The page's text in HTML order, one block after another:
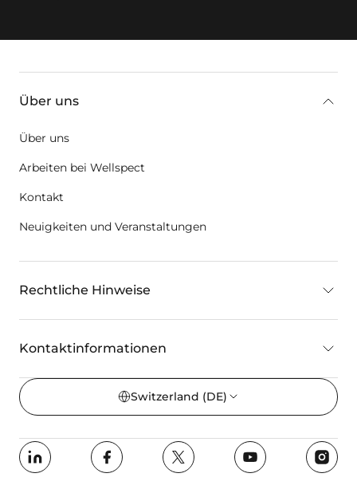
Über uns
Über uns
Arbeiten bei Wellspect
Kontakt
Neuigkeiten und Veranstaltungen
Rechtliche Hinweise
Kontaktinformationen
Switzerland (DE)